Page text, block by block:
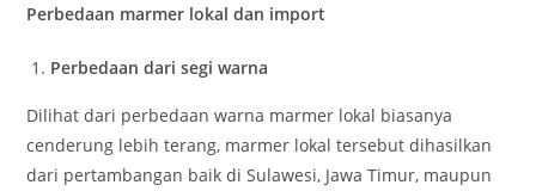
Perbedaan marmer lokal dan import
Perbedaan dari segi warna
Dilihat dari perbedaan warna marmer lokal biasanya
cenderung lebih terang, marmer lokal tersebut dihasilkan
dari pertambangan baik di Sulawesi, Jawa Timur, maupun